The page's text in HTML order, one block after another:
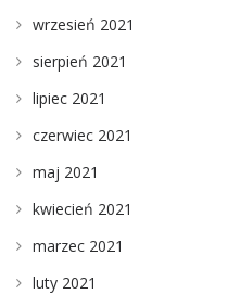
wrzesień 2021
sierpień 2021
lipiec 2021
czerwiec 2021
maj 2021
kwiecień 2021
marzec 2021
luty 2021